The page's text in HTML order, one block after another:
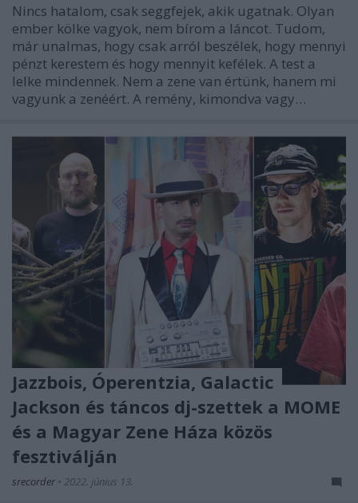
Nincs hatalom, csak seggfejek, akik ugatnak. Olyan
ember kölke vagyok, nem bírom a láncot. Tudom,
már unalmas, hogy csak arról beszélek, hogy mennyi
pénzt kerestem és hogy mennyit kefélek. A test a
lelke mindennek. Nem a zene van értünk, hanem mi
vagyunk a zenéért. A remény, kimondva vagy…
Jazzbois, Óperentzia, Galactic
Jackson és táncos dj-szettek a MOME
és a Magyar Zene Háza közös
fesztiválján
srecorder • 2022. június 13.